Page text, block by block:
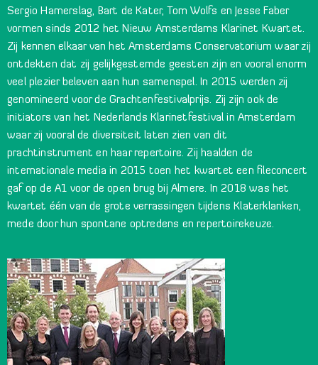
Sergio Hamerslag, Bart de Kater, Tom Wolfs en Jesse Faber
vormen sinds 2012 het Nieuw Amsterdams Klarinet Kwartet.
Zij kennen elkaar van het Amsterdams Conservatorium waar zij
ontdekten dat zij gelijkgestemde geesten zijn en vooral enorm
veel plezier beleven aan hun samenspel. In 2015 werden zij
genomineerd voor de Grachtenfestivalprijs. Zij zijn ook de
initiators van het Nederlands Klarinetfestival in Amsterdam
waar zij vooral de diversiteit laten zien van dit
prachtinstrument en haar repertoire. Zij haalden de
internationale media in 2015 toen het kwartet een fileconcert
gaf op de A1 voor de open brug bij Almere. In 2018 was het
kwartet één van de grote verrassingen tijdens Klaterklanken,
mede door hun spontane optredens en repertoirekeuze.